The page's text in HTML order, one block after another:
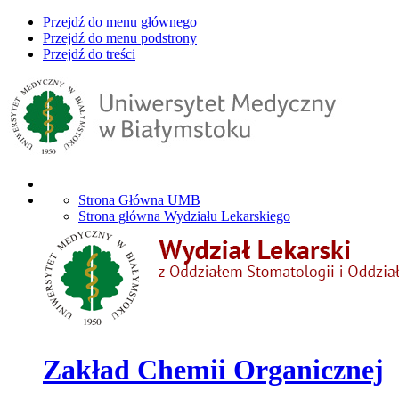
Przejdź do menu głównego
Przejdź do menu podstrony
Przejdź do treści
Strona Główna UMB
Strona główna Wydziału Lekarskiego
Zakład Chemii Organicznej